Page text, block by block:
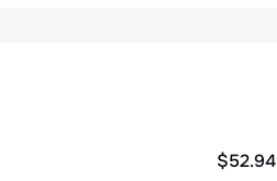
$52.94